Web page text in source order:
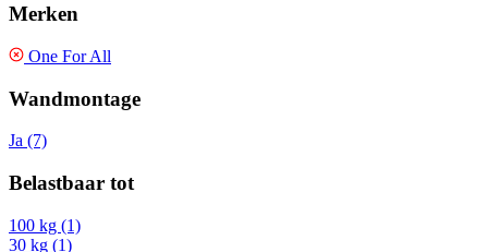
Merken
One For All
Wandmontage
Ja (7)
Belastbaar tot
100 kg (1)
30 kg (1)